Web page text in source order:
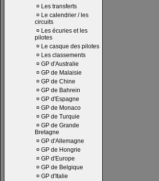
¤ Les transferts
¤ Le calendrier / les
circuits
¤ Les écuries et les
pilotes
¤ Le casque des pilotes
¤ Les classements
¤ GP d'Australie
¤ GP de Malaisie
¤ GP de Chine
¤ GP de Bahrein
¤ GP d'Espagne
¤ GP de Monaco
¤ GP de Turquie
¤ GP de Grande
Bretagne
¤ GP d'Allemagne
¤ GP de Hongrie
¤ GP d'Europe
¤ GP de Belgique
¤ GP d'Italie